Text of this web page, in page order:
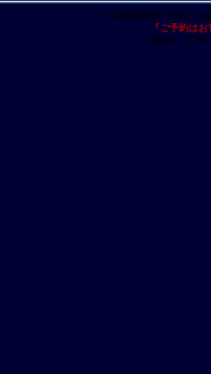
兵庫県豊岡市津居山
『ご予約は
連絡先：